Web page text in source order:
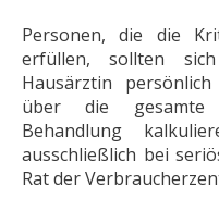
Personen, die die
erfüllen, sollten
Hausärztin
über die gesamte
Behandlung
ausschließlich bei
Rat der